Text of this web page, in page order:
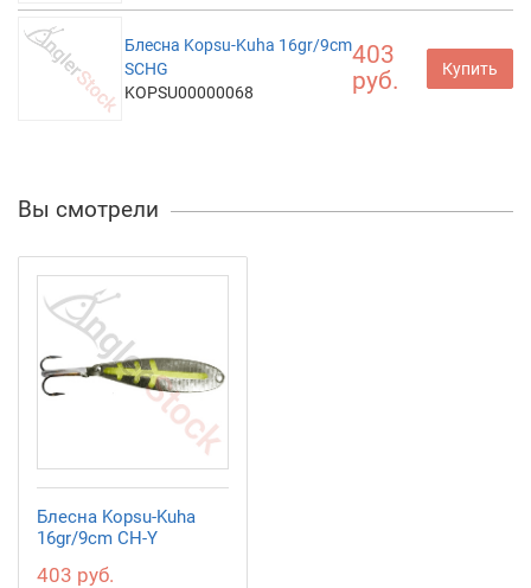
Блесна Kopsu-Kuha 16gr/9cm
SCHG
KOPSU00000068
403
руб.
Купить
Вы смотрели
Блесна Kopsu-Kuha
16gr/9cm CH-Y
403 руб.